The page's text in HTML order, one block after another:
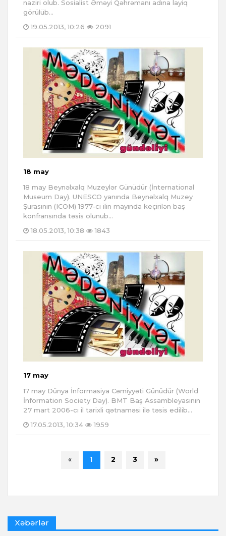
naziri olub. Sosialist Əməyi Qəhrəmanı adına layiq
görülüb...
19.05.2013, 10:26
2091
18 may
18 may Beynəlxalq Muzeylər Günüdür (İnternational
Museum Day). UNESCO yanında Beynəlxalq Muzey
Şurasının (ICOM) 1977-ci ilin mayında keçirilən baş
konfransında təsis olunub...
18.05.2013, 10:38
1843
17 may
17 may Dünya İnformasiya Cəmiyyəti Günüdür (World
İnformation Society Day). BMT Baş Assambleyasının
27 mart 2006-cı il tarixli qətnaməsi ilə təsis edilib...
17.05.2013, 10:34
1959
« 1 2 3 »
Xəbərlər